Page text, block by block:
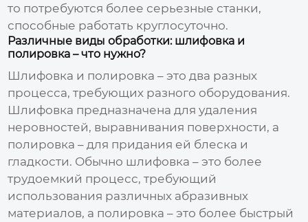
то потребуются более серьезные станки,
способные работать круглосуточно.
Различные виды обработки: шлифовка и
полировка – что нужно?
Шлифовка и полировка – это два разных
процесса, требующих разного оборудования.
Шлифовка предназначена для удаления
неровностей, выравнивания поверхности, а
полировка – для придания ей блеска и
гладкости. Обычно шлифовка – это более
трудоемкий процесс, требующий
использования различных абразивных
материалов, а полировка – это более быстрый